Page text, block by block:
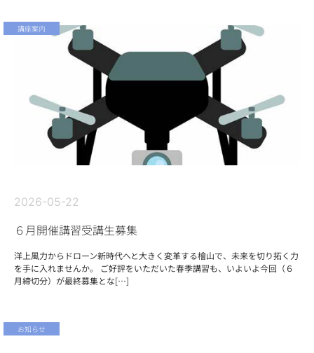
講座案内
2026-05-22
６月開催講習受講生募集
洋上風力からドローン新時代へと大きく変革する檜山で、未来を切り拓く力
を手に入れませんか。 ご好評をいただいた春季講習も、いよいよ今回（６
月締切分）が最終募集とな[…]
お知らせ